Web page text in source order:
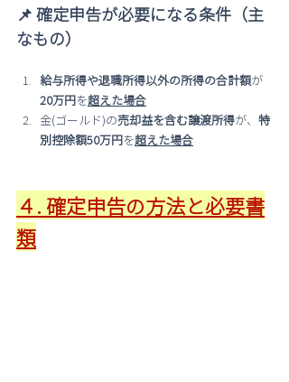
📌 確定申告が必要になる条件（主
なもの）
給与所得や退職所得以外の所得の合計額が
20万円を超えた場合
金(ゴールド)の売却益を含む譲渡所得が、 特
別控除額50万円を超えた場合
４. 確定申告の方法と必要書
類